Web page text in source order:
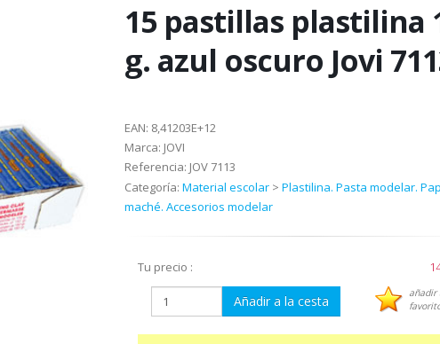
15 pastillas plastilina
g. azul oscuro Jovi
EAN: 8,41203E+12
Marca: JOVI
Referencia: JOV 7113
Categoría: Material escolar> Plastilina. Pasta modelar.
maché. Accesorios modelar
Tu precio :
Añadir a la cesta
añadir